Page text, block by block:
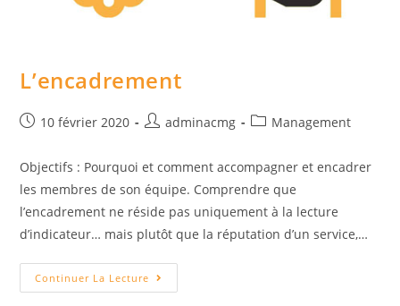
L’encadrement
Post10 février 2020
Auteur/autrice
la
publication :
adminacmg
PostManagement
Objectifs : Pourquoi et comment accompagner et encadrer
les membres de son équipe. Comprendre que
l’encadrement ne réside pas uniquement à la lecture
d’indicateur… mais plutôt que la réputation d’un service,…
Continuer La Lecture L’encadrement